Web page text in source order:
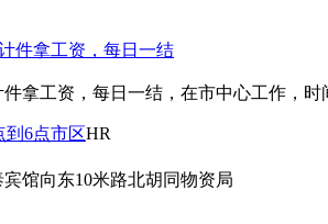
件拿工资，每日一结
拿工资，每日一结，在市中心工作，
到6点市区HR
馆向东10米路北胡同物资局